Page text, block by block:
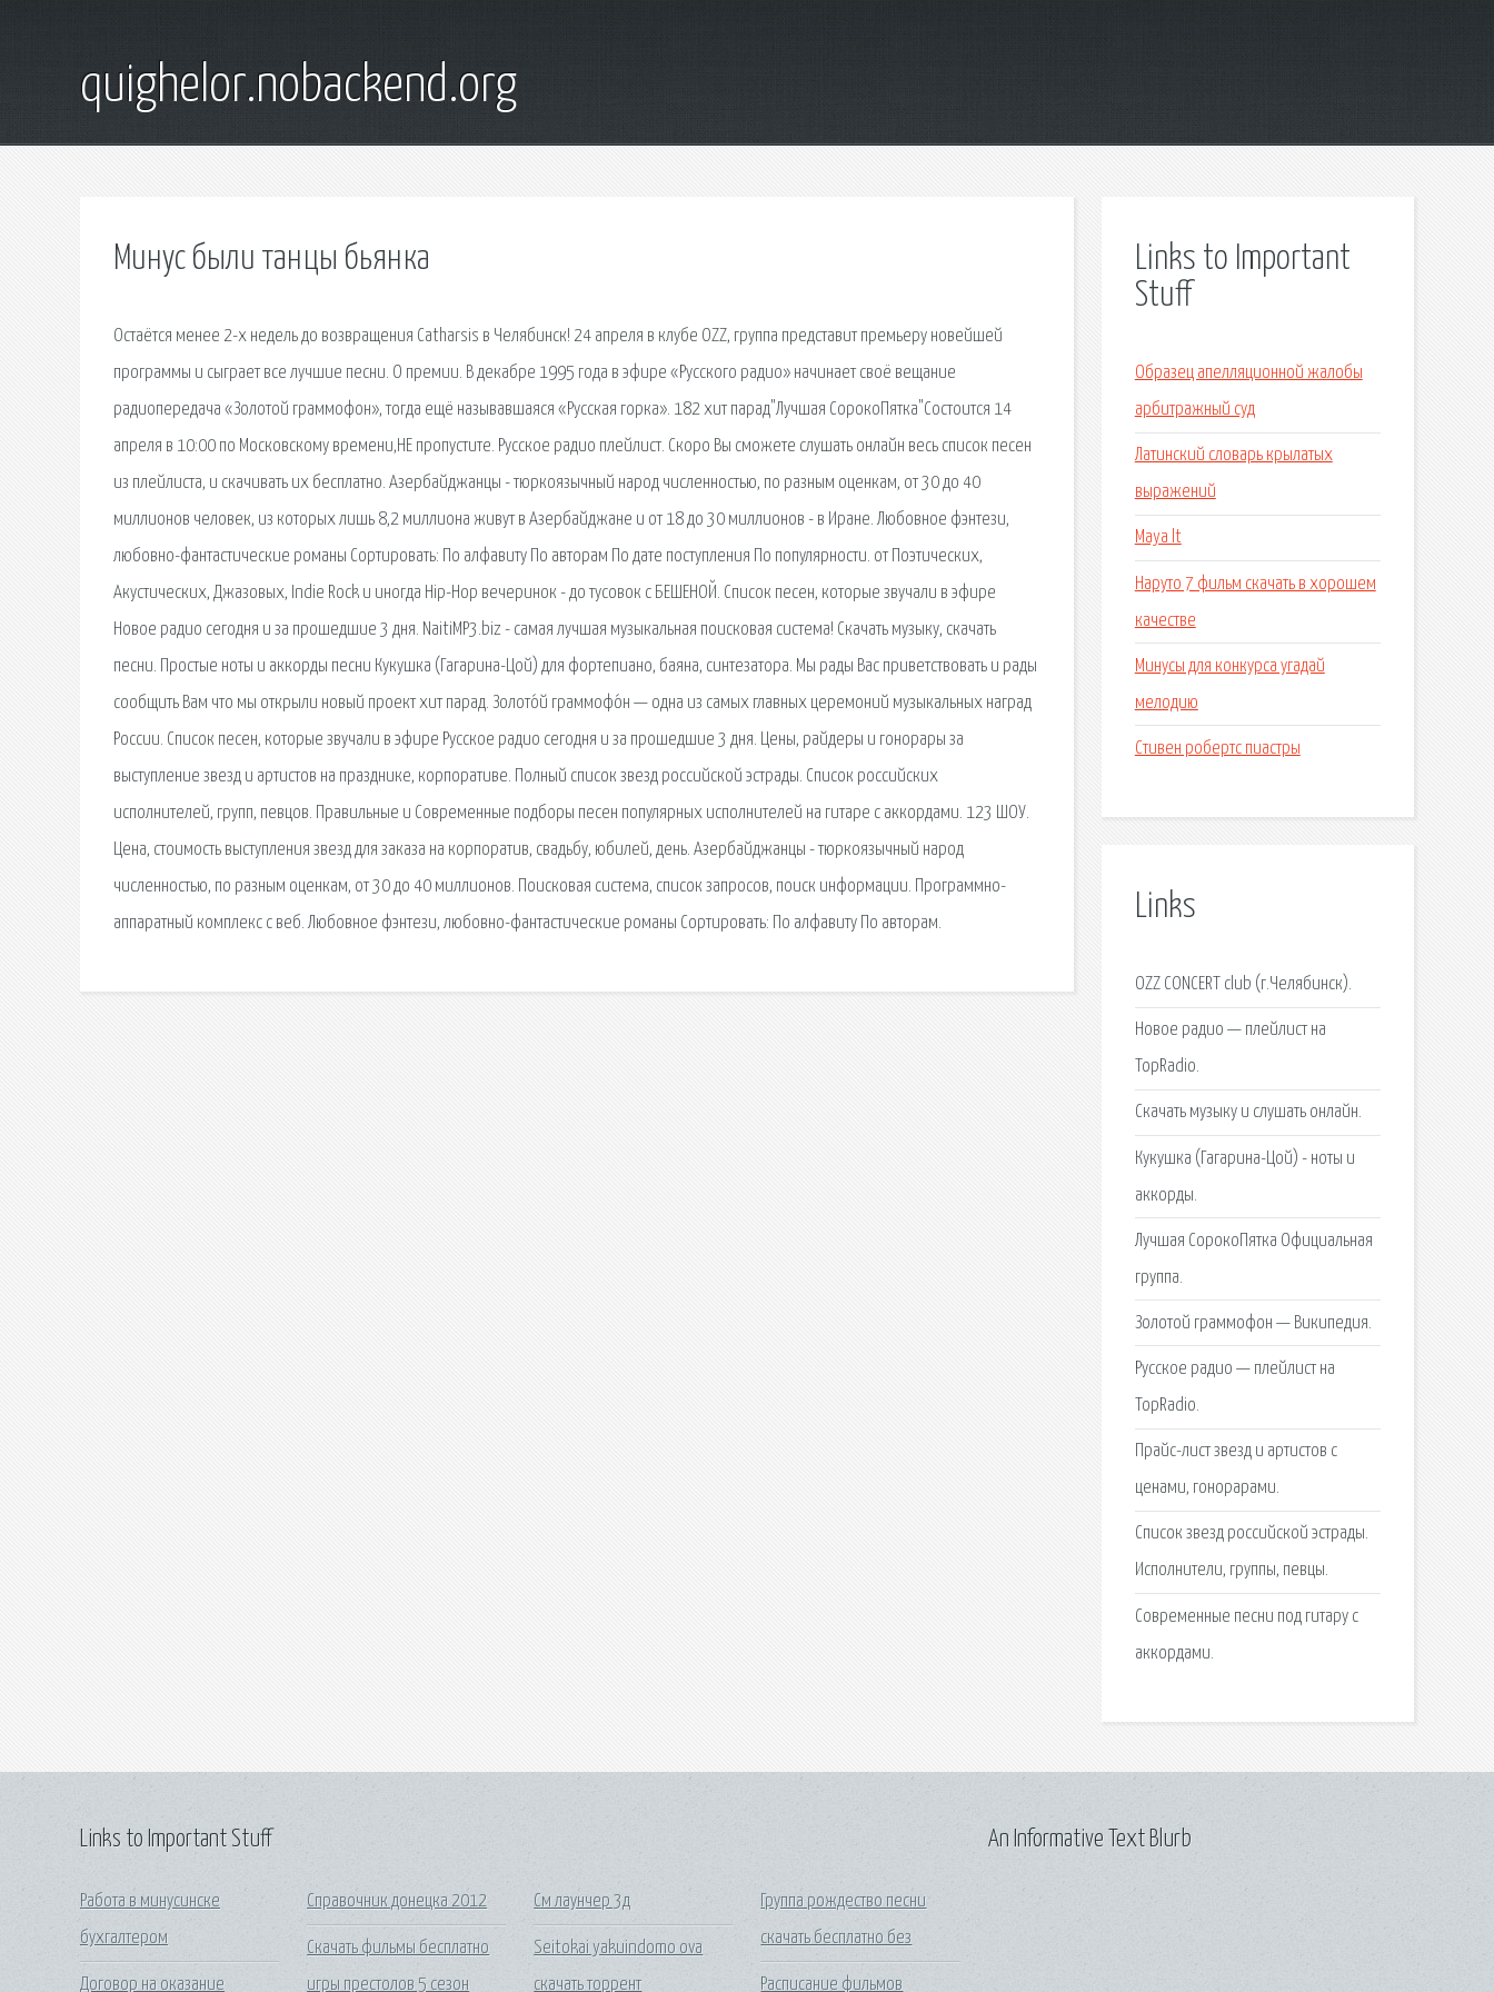
quighelor.nobackend.org
Минус были танцы бьянка
Остаётся менее 2-х недель до возвращения Catharsis в Челябинск! 24 апреля в клубе OZZ, группа представит премьеру новейшей
программы и сыграет все лучшие песни. О премии. В декабре 1995 года в эфире «Русского радио» начинает своё вещание
радиопередача «Золотой граммофон», тогда ещё называвшаяся «Русская горка». 182 хит парад"Лучшая СорокоПятка"Состоится 14
апреля в 10:00 по Московскому времени,НЕ пропустите. Русское радио плейлист. Скоро Вы сможете слушать онлайн весь список песен
из плейлиста, и скачивать их бесплатно. Азербайджанцы - тюркоязычный народ численностью, по разным оценкам, от 30 до 40
миллионов человек, из которых лишь 8,2 миллиона живут в Азербайджане и от 18 до 30 миллионов - в Иране. Любовное фэнтези,
любовно-фантастические романы Сортировать: По алфавиту По авторам По дате поступления По популярности. от Поэтических,
Акустических, Джазовых, Indie Rock и иногда Hip-Hop вечеринок - до тусовок с БЕШЕНОЙ. Список песен, которые звучали в эфире
Новое радио сегодня и за прошедшие 3 дня. NaitiMP3.biz - самая лучшая музыкальная поисковая система! Скачать музыку, скачать
песни. Простые ноты и аккорды песни Кукушка (Гагарина-Цой) для фортепиано, баяна, синтезатора. Мы рады Вас приветствовать и рады
сообщить Вам что мы открыли новый проект хит парад. Золото́й граммофо́н — одна из самых главных церемоний музыкальных наград
России. Список песен, которые звучали в эфире Русское радио сегодня и за прошедшие 3 дня. Цены, райдеры и гонорары за
выступление звезд и артистов на празднике, корпоративе. Полный список звезд российской эстрады. Список российских
исполнителей, групп, певцов. Правильные и Современные подборы песен популярных исполнителей на гитаре с аккордами. 123 ШОУ.
Цена, стоимость выступления звезд для заказа на корпоратив, свадьбу, юбилей, день. Азербайджанцы - тюркоязычный народ
численностью, по разным оценкам, от 30 до 40 миллионов. Поисковая сиcтема, список запросов, поиск информации. Программно-
аппаратный комплекс с веб. Любовное фэнтези, любовно-фантастические романы Сортировать: По алфавиту По авторам.
Links to Important
Stuff
Образец апелляционной жалобы
арбитражный суд
Латинский словарь крылатых
выражений
Maya lt
Наруто 7 фильм скачать в хорошем
качестве
Минусы для конкурса угадай
мелодию
Стивен робертс пиастры
Links
OZZ CONCERT club (г.Челябинск).
Новое радио — плейлист на
TopRadio.
Скачать музыку и слушать онлайн.
Кукушка (Гагарина-Цой) - ноты и
аккорды.
Лучшая СорокоПятка Официальная
группа.
Золотой граммофон — Википедия.
Русское радио — плейлист на
TopRadio.
Прайс-лист звезд и артистов с
ценами, гонорарами.
Список звезд российской эстрады.
Исполнители, группы, певцы.
Современные песни под гитару с
аккордами.
Links to Important Stuff
Работа в минусинске
бухгалтером
Договор на оказание
Справочник донецка 2012
Скачать фильмы бесплатно
игры престолов 5 сезон
См лаунчер 3д
Seitokai yakuindomo ova
скачать торрент
Группа рождество песни
скачать бесплатно без
Расписание фильмов
An Informative Text Blurb